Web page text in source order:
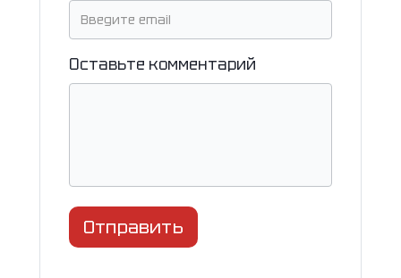
Оставьте комментарий
Отправить